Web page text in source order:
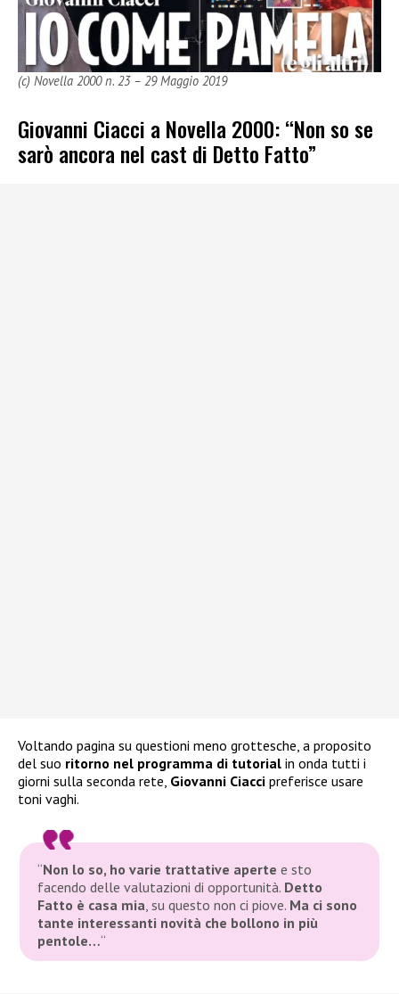
(c) Novella 2000 n. 23 – 29 Maggio 2019
Giovanni Ciacci a Novella 2000: “Non so se
sarò ancora nel cast di Detto Fatto”
Voltando pagina su questioni meno grottesche, a proposito
del suo ritorno nel programma di tutorial in onda tutti i
giorni sulla seconda rete, Giovanni Ciacci preferisce usare
toni vaghi.
“Non lo so, ho varie trattative aperte e sto
facendo delle valutazioni di opportunità. Detto
Fatto è casa mia, su questo non ci piove. Ma ci sono
tante interessanti novità che bollono in più
pentole…“